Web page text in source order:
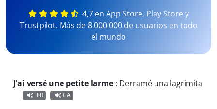
4,7 en App Store, Play Store y
Trustpilot. Más de 8.000.000 de usuarios en todo
el mundo
J'ai versé une petite larme : Derramé una lagrimita
FR CA